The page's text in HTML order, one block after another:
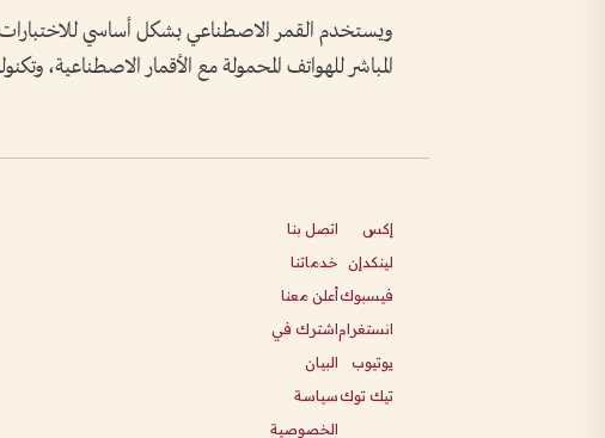
ويستخدم القمر الاصطناعي بشكل أساسي
المباشر للهواتف المحمولة مع الأقمار الاصطناعية،
إكس
لينكدإن
فيسبوك
انستغرام
يوتيوب
تيك توك
اتصل بنا
خدماتنا
أعلن معنا
اشترك في
البيان
سياسة
الخصوصية